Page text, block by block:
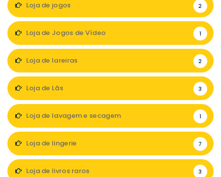
Loja de jogos 2
Loja de Jogos de Vídeo 1
Loja de lareiras 2
Loja de Lãs 3
Loja de lavagem e secagem 1
Loja de lingerie 7
Loja de livros raros 3